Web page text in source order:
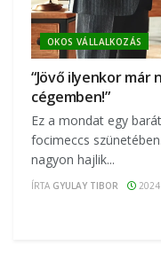
OKOS VÁLLALKOZÁS
“Jövő ilyenkor már
cégemben!”
Ez a mondat egy
focimeccs
nagyon hajlik...
ÍRTA GYULAY TIBOR